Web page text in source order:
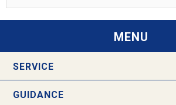
MENU
SERVICE
GUIDANCE